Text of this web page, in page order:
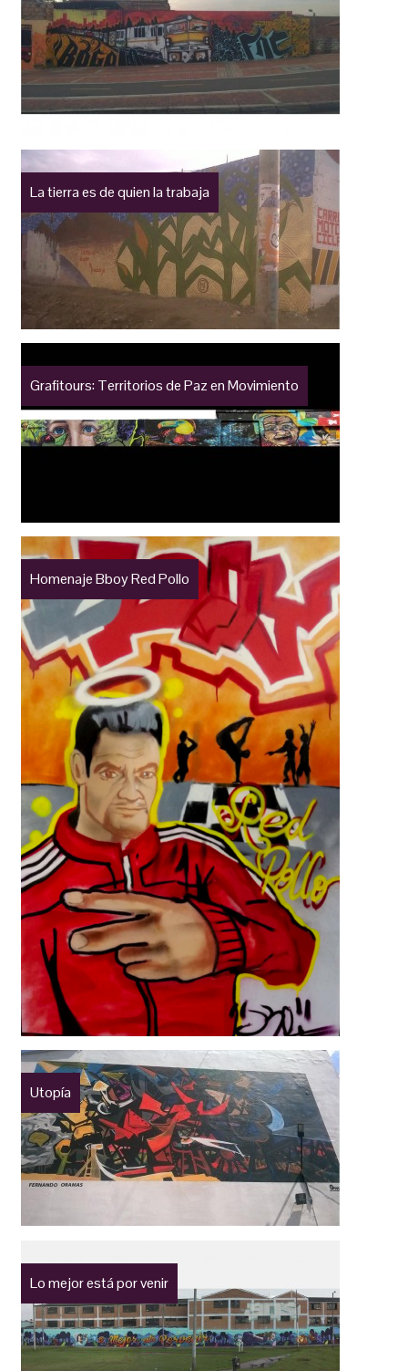
La tierra es de quien la trabaja
Grafitours: Territorios de Paz en Movimiento
Homenaje Bboy Red Pollo
Utopía
Lo mejor está por venir